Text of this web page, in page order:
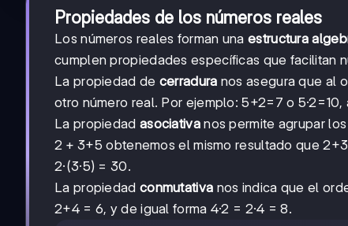
Propiedades de los números reales
Los números reales forman una estructura
cumplen propiedades específicas que facilitan
La propiedad de cerradura nos asegura que al
otro número real. Por ejemplo: 5+2=7 o
La propiedad asociativanos permite agrupar
2+3
2 + 3+5 obtenemos el mismo resultado que 2+3
2·(3·5) = 30.
La propiedad conmutativa nos indica que el
2+4 = 6, y de igual forma 4·2 = 2·4 = 8.